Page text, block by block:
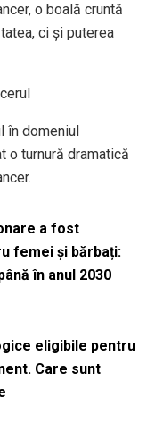
o boală cruntă
ci și puterea
în domeniul
o turnură dramatică
a fost
femei și bărbați:
în anul 2030
eligibile pentru
Care sunt